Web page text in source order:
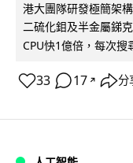
港大團隊研發極簡架
二硫化鉬及半金屬銻
CPU快1億倍，每次搜
33 17 ↗ 分